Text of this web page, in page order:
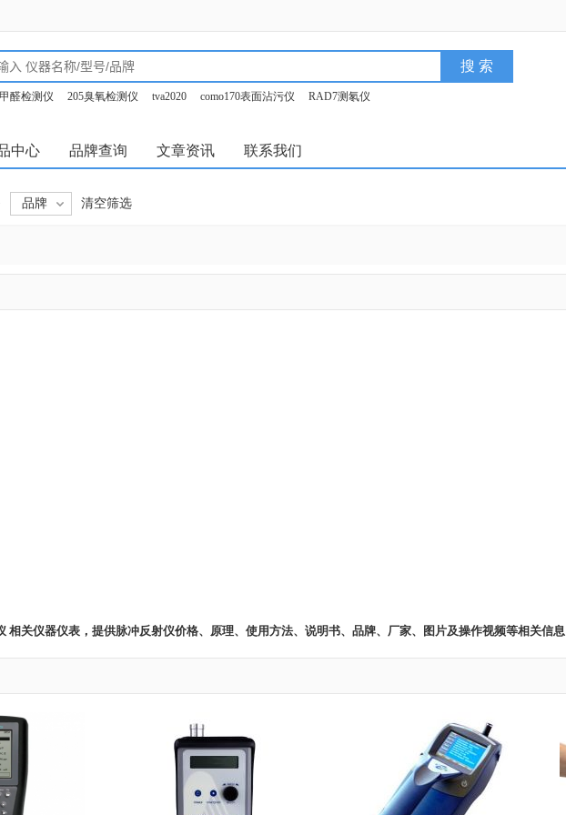
醛检测仪 205臭氧检测仪 tva2020 como170表面沾污仪
RAD7测氡仪
中心 品牌查询 文章资讯 联系我们
品牌 清空筛选
相关仪器仪表，提供脉冲反射仪价格、原理、使用方法、说明书、品牌、厂家、图片及操作视频等相关信息